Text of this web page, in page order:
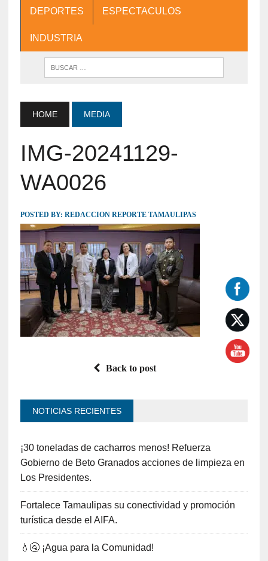
DEPORTES ESPECTACULOS
INDUSTRIA
HOME MEDIA
IMG-20241129-
WA0026
POSTED BY: REDACCION REPORTE TAMAULIPAS
Back to post
NOTICIAS RECIENTES
¡30 toneladas de cacharros menos! Refuerza
Gobierno de Beto Granados acciones de limpieza en
Los Presidentes.
Fortalece Tamaulipas su conectividad y promoción
turística desde el AIFA.
💧🚰 ¡Agua para la Comunidad!